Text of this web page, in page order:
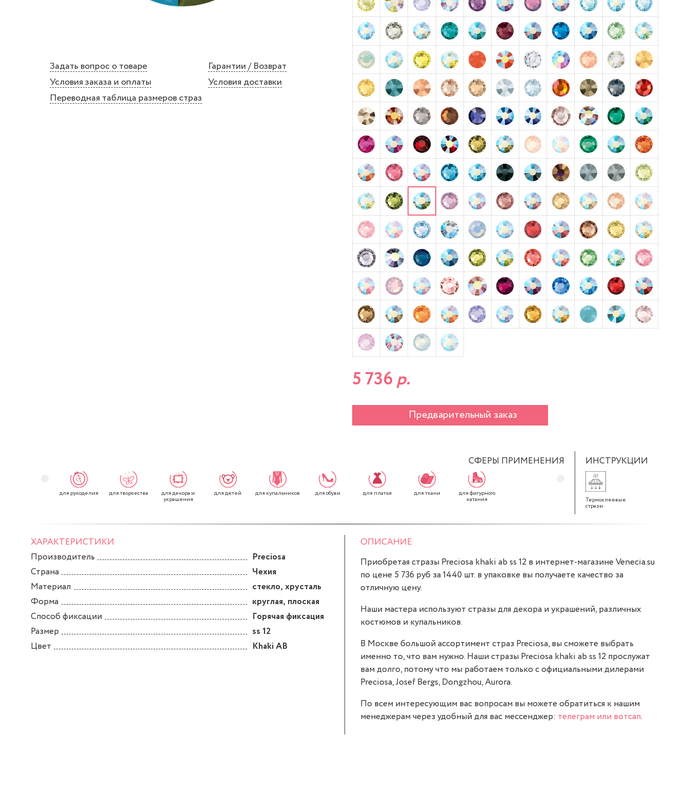
Задать вопрос о товаре
Гарантии / Возврат
Условия заказа и оплаты
Условия доставки
Переводная таблица размеров страз
5 736р.
Предварительный заказ
СФЕРЫ ПРИМЕНЕНИЯ
для рукоделия для творчества для декора и
украшения
для детей для купальников для обуви для платья для ткани для фигурного
катания
ИНСТРУКЦИИ
Термоклеевые
стразы
ХАРАКТЕРИСТИКИ
Производитель
Preciosa
Страна
Чехия
Материал
стекло, хрусталь
Форма
круглая, плоская
Способ фиксации
Горячая фиксация
Размер
ss 12
Цвет
Khaki AB
ОПИСАНИЕ
Приобретая стразы Preciosa khaki ab ss 12 в интернет-магазине Venecia.su
по цене 5 736 руб за 1440 шт. в упаковке вы получаете качество за
отличную цену.
Наши мастера используют стразы для декора и украшений, различных
костюмов и купальников.
В Москве большой ассортимент страз Preciosa, вы сможете выбрать
именно то, что вам нужно. Наши стразы Preciosa khaki ab ss 12 прослужат
вам долго, потому что мы работаем только с официальными дилерами
Preciosa, Josef Bergs, Dongzhou, Aurora.
По всем интересующим вас вопросам вы можете обратиться к нашим
менеджерам через удобный для вас мессенджер: телеграм или вотсап.